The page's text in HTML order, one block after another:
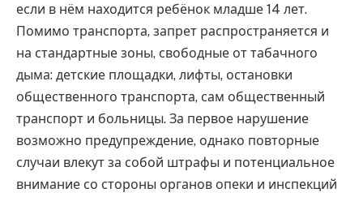
если в нём находится ребёнок младше 14 лет.
Помимо транспорта, запрет распространяется и
на стандартные зоны, свободные от табачного
дыма: детские площадки, лифты, остановки
общественного транспорта, сам общественный
транспорт и больницы. За первое нарушение
возможно предупреждение, однако повторные
случаи влекут за собой штрафы и потенциальное
внимание со стороны органов опеки и инспекций